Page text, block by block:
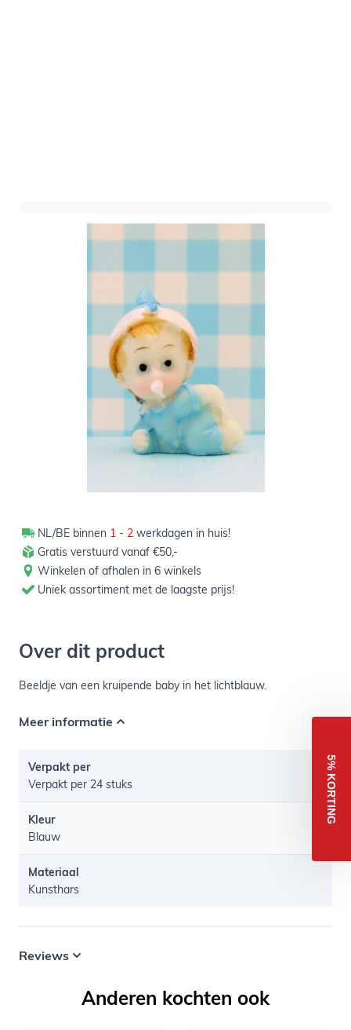
Babybeeldje Kruip Blauw
Informeer mij wanneer dit product op voorraad is
Niet op voorraad
Verpakt per 24 stuks
NL/BE binnen 1 - 2 werkdagen in huis!
Gratis verstuurd vanaf €50,-
Winkelen of afhalen in 6 winkels
Uniek assortiment met de laagste prijs!
Over dit product
Beeldje van een kruipende baby in het lichtblauw.
Meer informatie
Verpakt per
Verpakt per 24 stuks
Kleur
Blauw
Materiaal
Kunsthars
Reviews
Anderen kochten ook
5% KORTING